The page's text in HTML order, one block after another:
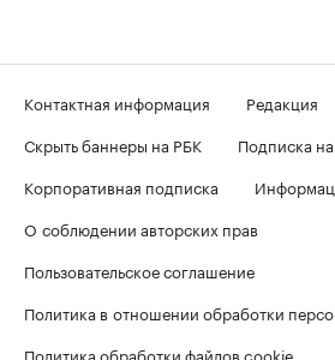
Контактная информация
Редакция
Скрыть баннеры на РБК
Подписка
Корпоративная подписка
О соблюдении авторских прав
Пользовательское соглашение
Политика в отношении обработки
Политика обработки файлов cookie